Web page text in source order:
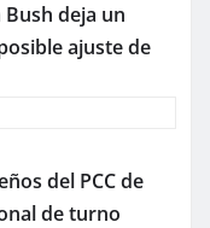
deja un
ajuste de
del PCC de
de turno